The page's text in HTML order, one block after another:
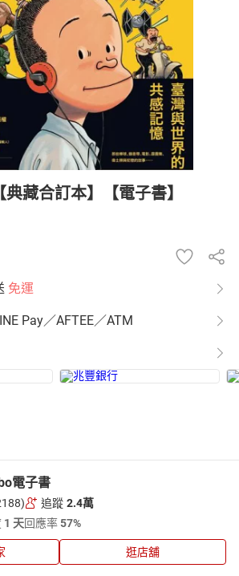
/紙本書
HOT
藏合訂本】【電子書】
免運
Pay／AFTEE／ATM
電子書
追蹤 2.4萬
1 天回應率57%
逛店舖